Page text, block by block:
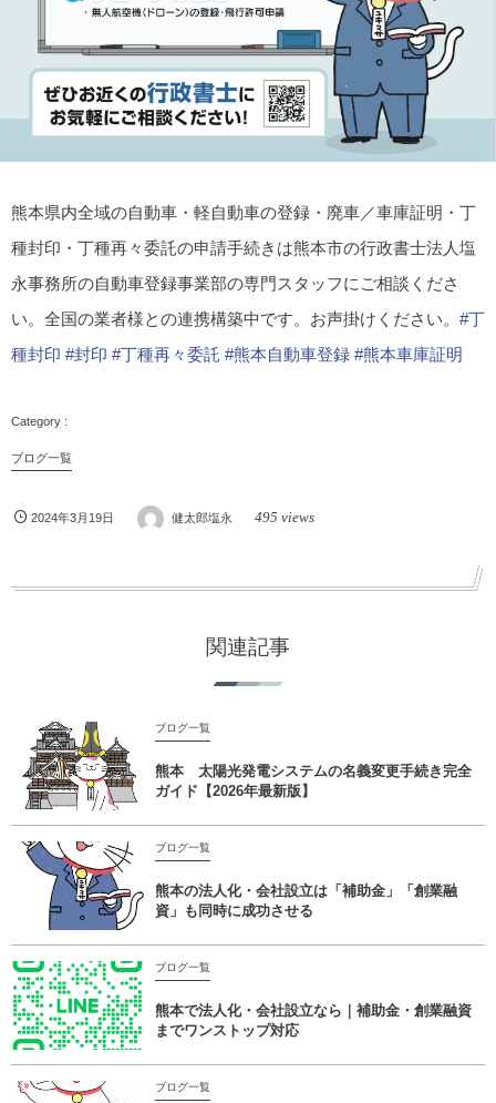
熊本県内全域の自動車・軽自動車の登録・廃車／車庫証明・丁
種封印・丁種再々委託の申請手続きは熊本市の行政書士法人塩
永事務所の自動車登録事業部の専門スタッフにご相談くださ
い。全国の業者様との連携構築中です。お声掛けください。 #丁
種封印 #封印 #丁種再々委託 #熊本自動車登録 #熊本車庫証明
ブログ一覧
2024年3月19日 健太郎塩永 495 views
関連記事
ブログ一覧
熊本 太陽光発電システムの名義変更手続き完全
ガイド【2026年最新版】
ブログ一覧
熊本の法人化・会社設立は「補助金」「創業融
資」も同時に成功させる
ブログ一覧
熊本で法人化・会社設立なら｜補助金・創業融資
までワンストップ対応
ブログ一覧